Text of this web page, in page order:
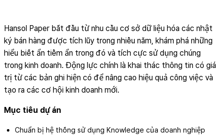
Hansol Paper bắt đầu từ nhu cầu cơ sở dữ liệu hóa các nhật
ký bán hàng được tích lũy trong nhiều năm, khám phá những
hiểu biết ẩn tiềm ẩn trong đó và tích cực sử dụng chúng
trong kinh doanh. Động lực chính là khai thác thông tin có giá
trị từ các bản ghi hiện có để nâng cao hiệu quả công việc và
tạo ra các cơ hội kinh doanh mới.
Mục tiêu dự án
Chuẩn bị hệ thống sử dụng Knowledge của doanh nghiệp